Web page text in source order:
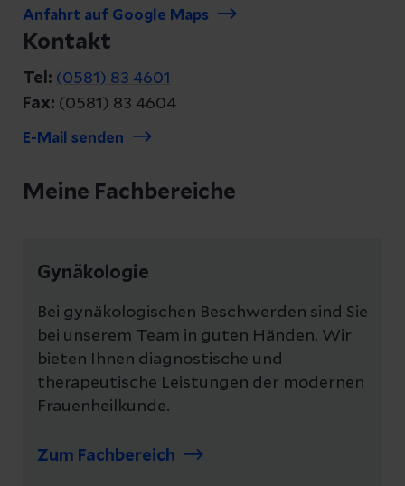
Anfahrt auf Google Maps
Kontakt
Tel: (0581) 83 4601
Fax: (0581) 83 4604
E-Mail senden
Meine Fachbereiche
Gynäkologie
Bei gynäkologischen Beschwerden sind Sie
bei unserem Team in guten Händen. Wir
bieten Ihnen diagnostische und
therapeutische Leistungen der modernen
Frauenheilkunde.
Zum Fachbereich